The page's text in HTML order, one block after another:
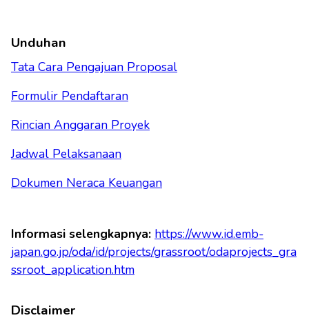
Unduhan
Tata Cara Pengajuan Proposal
Formulir Pendaftaran
Rincian Anggaran Proyek
Jadwal Pelaksanaan
Dokumen Neraca Keuangan
Informasi selengkapnya: https://www.id.emb-
japan.go.jp/oda/id/projects/grassroot/odaprojects_gra
ssroot_application.htm
Disclaimer